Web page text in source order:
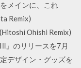
メインに、これ
Remix)
Ohishi Remix)
』のリリースを7月
デザイン・グッズを